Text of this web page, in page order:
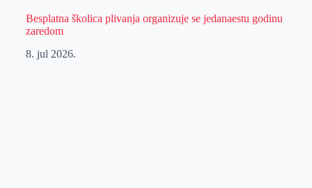
Besplatna školica plivanja organizuje se jedanaestu godinu
zaredom
8. jul 2026.